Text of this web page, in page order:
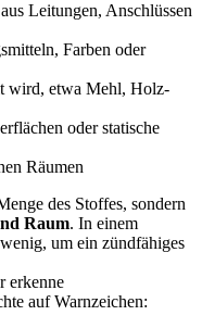
Leitungen, Anschlüssen
Farben oder
wird, etwa Mehl, Holz-
oder statische
Räumen
des Stoffes, sondern
Raum. In einem
um ein zündfähiges
erkenne
auf Warnzeichen: